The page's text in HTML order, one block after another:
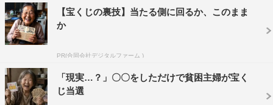
が初めてでした。とても話しやすくて、共感できる考えが
たくさんありました。いろいろな話題に広がっていった今
回のトーク、ぜひご覧ください。
番組情報
『“シュガー＆シュガー”サカナクションの音楽実験番組』
【宝くじの裏技】当たる側に回るか、このまま
か
PR(合同会社デジタルファーム )
「現実…？」〇〇をしただけで貧困主婦が宝く
じ当選